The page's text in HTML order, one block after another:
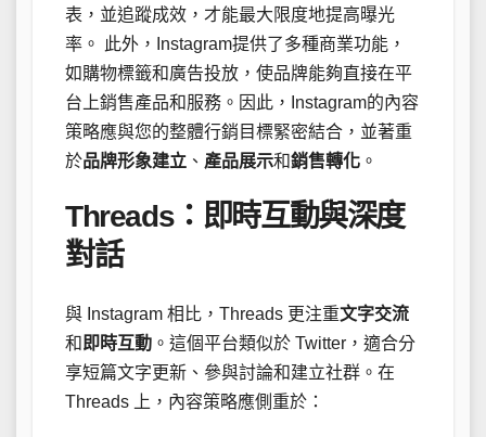
表，並追蹤成效，才能最大限度地提高曝光
率。 此外，Instagram提供了多種商業功能，
如購物標籤和廣告投放，使品牌能夠直接在平
台上銷售產品和服務。因此，Instagram的內容
策略應與您的整體行銷目標緊密結合，並著重
於品牌形象建立 、 產品展示和銷售轉化 。
Threads：即時互動與深度
對話
與 Instagram 相比，Threads 更注重文字交流
和 即時互動 。這個平台類似於 Twitter，適合分
享短篇文字更新、參與討論和建立社群。在
Threads 上，內容策略應側重於：